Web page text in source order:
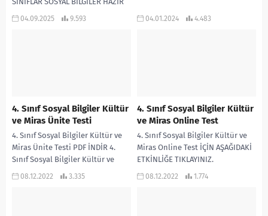
BULUNUŞLUK SINAVI PDF İNDİR
04.09.2025 9.593 04.01.2024 4.483
4. Sınıf Sosyal Bilgiler Kültür
ve Miras Ünite Testi
4. Sınıf Sosyal Bilgiler Kültür ve
Miras Ünite Testi PDF İNDİR 4.
Sınıf Sosyal Bilgiler Kültür ve
Miras Ünite Testini...
08.12.2022 3.335
4. Sınıf Sosyal Bilgiler Kültür
ve Miras Online Test
4. Sınıf Sosyal Bilgiler Kültür ve
Miras Online Test İÇİN AŞAĞIDAKİ
ETKİNLİĞE TIKLAYINIZ.
08.12.2022 1.774